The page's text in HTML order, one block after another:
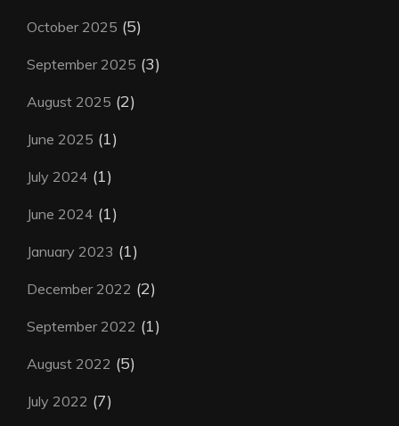
October 2025 (5)
September 2025 (3)
August 2025 (2)
June 2025 (1)
July 2024 (1)
June 2024 (1)
January 2023 (1)
December 2022 (2)
September 2022 (1)
August 2022 (5)
July 2022 (7)